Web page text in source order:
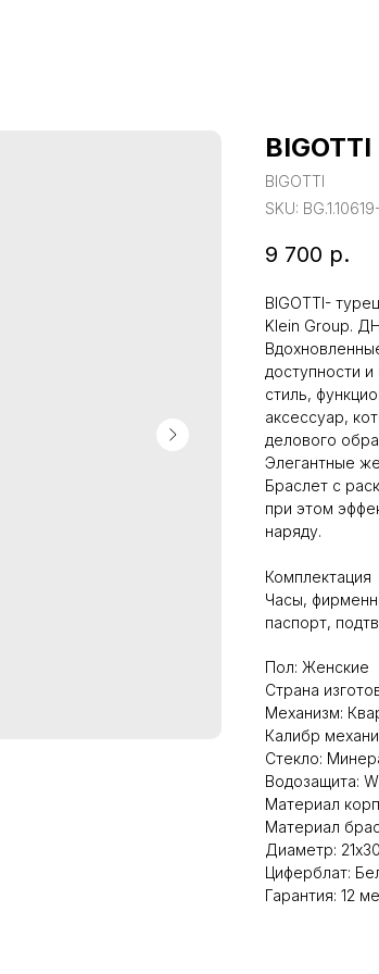
BIGOTTI
BIGOTTI
SKU:
9 700 р.
BIGOTTI-
Klein Group.
доступности
стиль,
аксессуар,
делового
Элегантные
Браслет с
при этом
наряду.
Комплектация
Часы,
паспорт,
Пол: Женские
Страна
Механизм:
Калибр
Стекло:
Водозащита:
Материал
Материал
Диаметр:
Циферблат:
Гарантия: 12